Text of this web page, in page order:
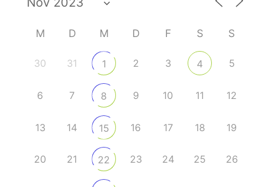
M D M D F S S
30 31 1 2 3 4 5
6 7 8 9 10 11 12
13 14 15 16 17 18 19
20 21 22 23 24 25 26